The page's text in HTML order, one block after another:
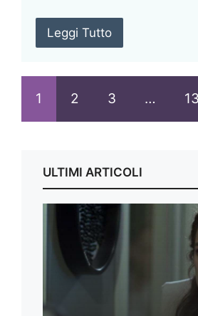
Leggi Tutto
1 2 3 … 13
ULTIMI ARTICOLI